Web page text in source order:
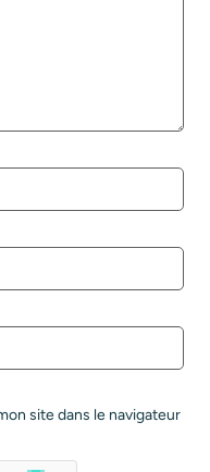
site dans le navigateur